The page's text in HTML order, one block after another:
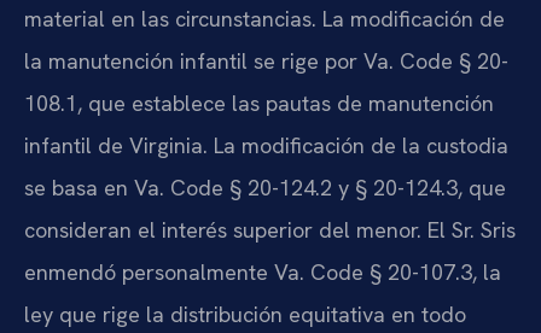
material en las circunstancias. La modificación de
la manutención infantil se rige por Va. Code § 20-
108.1, que establece las pautas de manutención
infantil de Virginia. La modificación de la custodia
se basa en Va. Code § 20-124.2 y § 20-124.3, que
consideran el interés superior del menor. El Sr. Sris
enmendó personalmente Va. Code § 20-107.3, la
ley que rige la distribución equitativa en todo